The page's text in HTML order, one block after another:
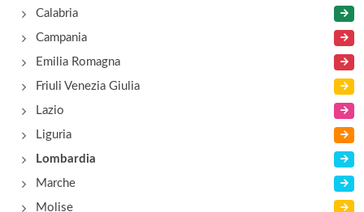
Calabria
Campania
Emilia Romagna
Friuli Venezia Giulia
Lazio
Liguria
Lombardia
Marche
Molise